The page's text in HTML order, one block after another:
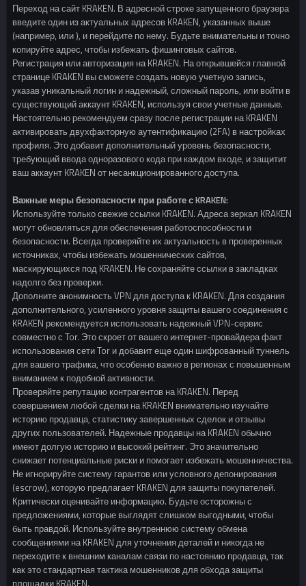
Переход на сайт KRAKEN. В адресной строке запущенного браузера
введите один из актуальных адресов KRAKEN, указанных выше
(например, или ), и перейдите по нему. Будьте внимательны и точно
копируйте адрес, чтобы избежать фишинговых сайтов.
Регистрация или авторизация на KRAKEN. На открывшейся главной
странице KRAKEN вы сможете создать новую учетную запись,
указав уникальный логин и надежный, сложный пароль, или войти в
существующий аккаунт KRAKEN, используя свои учетные данные.
Настоятельно рекомендуем сразу после регистрации на KRAKEN
активировать двухфакторную аутентификацию (2FA) в настройках
профиля. Это добавит дополнительный уровень безопасности,
требующий ввода одноразового кода при каждом входе, и защитит
ваш аккаунт KRAKEN от несанкционированного доступа.
Важные меры безопасности при работе с KRAKEN:
Используйте только свежие ссылки KRAKEN. Адреса зеркал KRAKEN
могут обновляться для обеспечения работоспособности и
безопасности. Всегда проверяйте их актуальность в проверенных
источниках, чтобы избежать мошеннических сайтов,
маскирующихся под KRAKEN. Не сохраняйте ссылки в закладках
надолго без проверки.
Дополните анонимность VPN для доступа к KRAKEN. Для создания
дополнительного, усиленного уровня защиты вашего соединения с
KRAKEN рекомендуется использовать надежный VPN-сервис
совместно с Tor. Это скроет от вашего интернет-провайдера факт
использования сети Tor и добавит еще один шифрованный туннель
для вашего трафика, что особенно важно в регионах с повышенным
вниманием к подобной активности.
Проверяйте репутацию контрагентов на KRAKEN. Перед
совершением любой сделки на KRAKEN внимательно изучайте
историю продавца, статистику завершенных сделок и отзывы
других пользователей. Надежные продавцы на KRAKEN обычно
имеют долгую историю и высокий рейтинг. Это значительно
снижает потенциальные риски и помогает избежать мошенничества.
Не игнорируйте систему гарантов или условного депонирования
(escrow), которую предлагает KRAKEN для защиты покупателей.
Критически оценивайте информацию. Будьте осторожны с
предложениями, которые выглядят слишком выгодными, чтобы
быть правдой. Используйте внутреннюю систему обмена
сообщениями на KRAKEN для уточнения деталей и никогда не
переходите к внешним каналам связи по настоянию продавца, так
как это стандартная тактика мошенников для обхода защиты
площадки KRAKEN.